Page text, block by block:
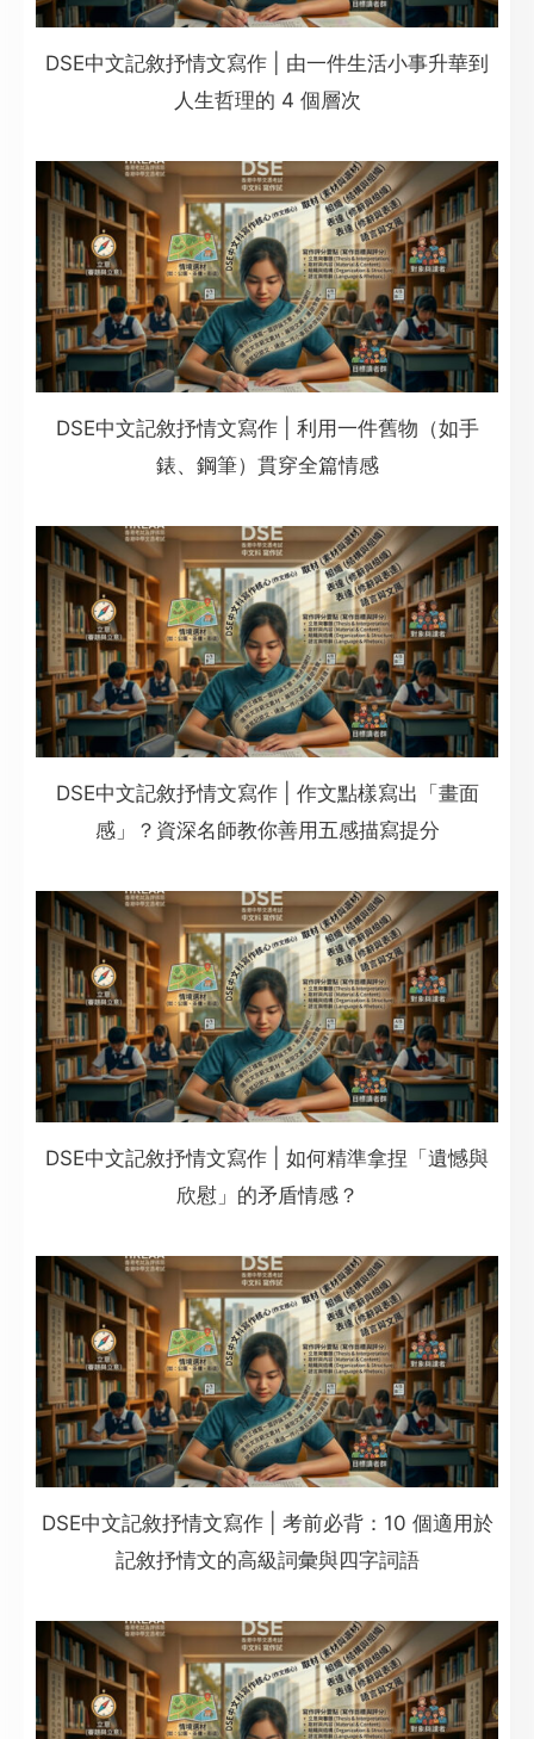
DSE中文記敘抒情文寫作 | 由一件生活小事升華到
人生哲理的 4 個層次
DSE中文記敘抒情文寫作 | 利用一件舊物（如手
錶、鋼筆）貫穿全篇情感
DSE中文記敘抒情文寫作 | 作文點樣寫出「畫面
感」？資深名師教你善用五感描寫提分
DSE中文記敘抒情文寫作 | 如何精準拿捏「遺憾與
欣慰」的矛盾情感？
DSE中文記敘抒情文寫作 | 考前必背：10 個適用於
記敘抒情文的高級詞彙與四字詞語